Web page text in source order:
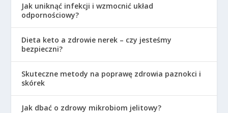
Jak uniknąć infekcji i wzmocnić układ
odpornościowy?
Dieta keto a zdrowie nerek – czy jesteśmy
bezpieczni?
Skuteczne metody na poprawę zdrowia paznokci i
skórek
Jak dbać o zdrowy mikrobiom jelitowy?